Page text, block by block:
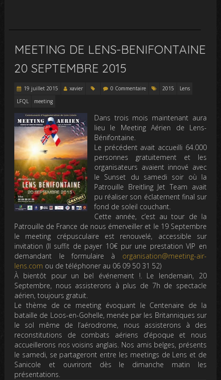
MEETING DE LENS-BENIFONTAINE
20 SEPTEMBRE 2015
19 juillet 2015 xavier 0 Commentaire 2015
Lens
LFQL
meeting
Dans trois mois maintenant aura
lieu le Meeting Aérien de Lens-
Bénifontaine.
Le précédent avait accueilli 64.000
personnes gratuitement et les
organisateurs avaient innové avec
le Sunset du samedi soir où la
Patrouille Breitling Jet Team avait
pu réaliser son éclatement final sur
fond de soleil couchant.
Cette année, c’est au tour de la
Patrouille de France de nous émerveiller et le 19 Septembre
le meeting crépusculaire est renouvelé, accessible sur
invitation (Il suffit de payer 10€ pur une prestation VIP en
demandant le formulaire à organisation@meeting-air-
lens.com ou de téléphoner au 06 09 50 31 52)
À bientôt pour un bel événement !. Le lendemain, 20
Septembre, nous assisterons à plus de 7h de spectacle
aérien, toujours gratuit.
Le thème de ce meeting évoquant le Centenaire de la
bataille de Loos-en-Gohelle, menée par les Britanniques sur
le sol même de l’aérodrome, nous assisterons à des
reconstitutions de combats aériens d’époque et nous
accueillerons nos voisins anglais. Nos amis belges, présents
le samedi, se partageront entre les meetings de Lens et de
Sanicole et ouvriront dès le dimanche matin les
présentations.